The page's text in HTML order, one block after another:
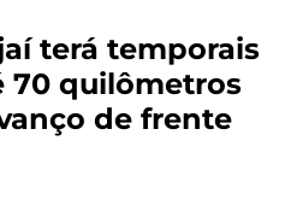
terá temporais
70 quilômetros
de frente